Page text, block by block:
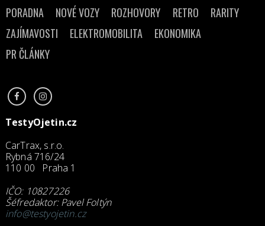
PORADNA
NOVÉ VOZY ROZHOVORY RETRO
RARITY
ZAJÍMAVOSTI
ELEKTROMOBILITA
EKONOMIKA
PR ČLÁNKY
TestyOjetin.cz
CarTrax, s.r.o.
Rybná 716/24
110 00 Praha 1
IČO: 10827226
Šéfredaktor: Pavel Foltýn
info@testyojetin.cz